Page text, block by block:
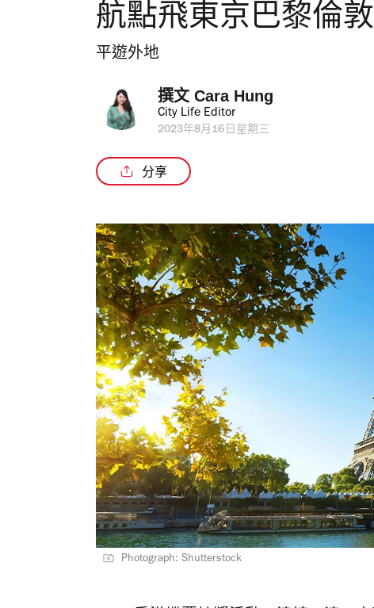
航點飛東京巴黎倫敦
平遊外地
撰文 Cara Hung
City Life Editor
2023年8月16日星期三
分享
Photograph: Shutterstock